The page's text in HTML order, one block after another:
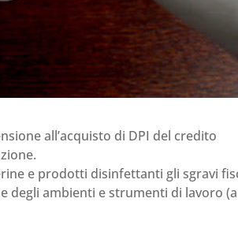
all’acquisto di DPI del credito
e prodotti disinfettanti gli sgravi
degli ambienti e strumenti di lavoro